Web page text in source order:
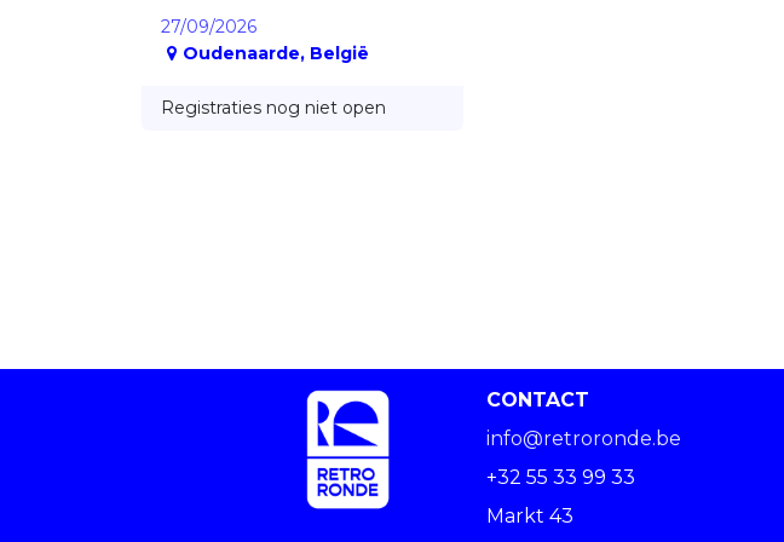
27/09/2026
Oudenaarde, België
Registraties nog niet open
CONTACT
info@retroronde.be
+32 55 33 99 33
Markt 43